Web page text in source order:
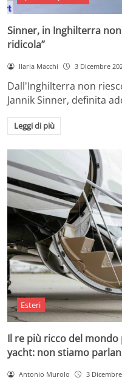
Sinner, in Inghilterra
ridicola”
Ilaria Macchi 3 Dicembre
Dall'Inghilterra non
Jannik Sinner, definita
Leggi di più
Esteri
Il re più ricco del mondo
yacht: non stiamo
Antonio Murolo 3